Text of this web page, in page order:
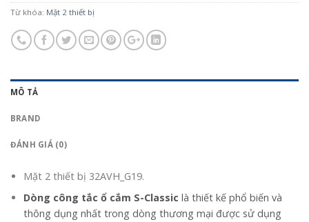
Từ khóa: Mặt 2 thiết bị
MÔ TẢ
BRAND
ĐÁNH GIÁ (0)
Mặt 2 thiết bị 32AVH_G19.
Dòng công tắc ổ cắm S-Classic là thiết kế phổ biến và
thông dụng nhất trong dòng thương mại được sử dụng